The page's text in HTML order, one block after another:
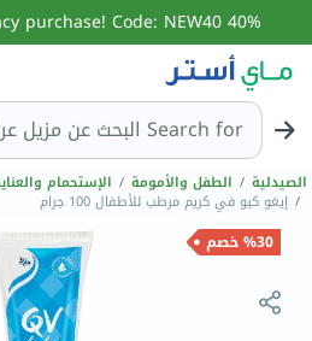
40% off 1st online pharmacy purchase! Code: NEW40
Search for البحث ع
الصيدلية / الطفل والأمومة / الإستحمام
/ إيغو كيو في كريم مرطب للأطفال 100 جرام
%30 خصم